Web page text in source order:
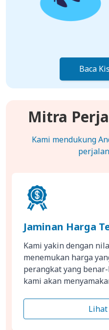
Baca
Mitra
Kami mendukung
Jaminan Harga
Kami yakin dengan
menemukan harga
perangkat yang
kami akan